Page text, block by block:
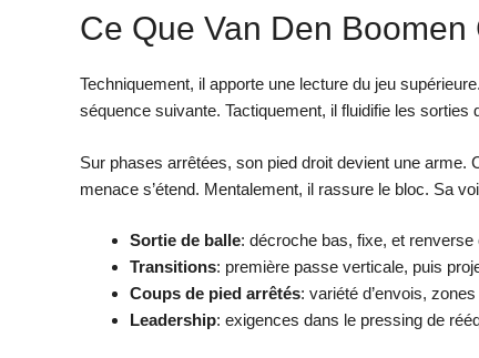
Ce Que Van Den
Techniquement, il apporte une lecture du jeu
séquence suivante. Tactiquement, il fluidifie les
Sur phases arrêtées, son pied droit devient une
menace s’étend. Mentalement, il rassure le bloc. Sa
Sortie de balle: décroche bas, fixe, et renverse
Transitions: première passe verticale, puis
Coups de pied arrêtés: variété d’envois,
Leadership: exigences dans le pressing de